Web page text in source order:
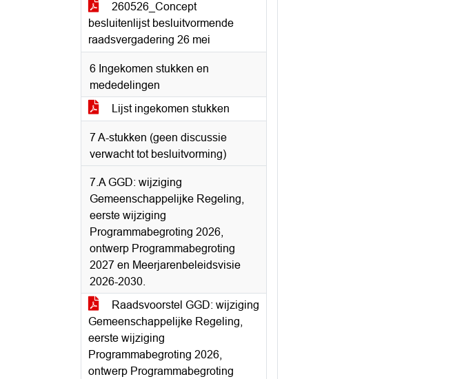
260526_Concept
besluitenlijst besluitvormende
raadsvergadering 26 mei
6 Ingekomen stukken en
mededelingen
Lijst ingekomen stukken
7 A-stukken (geen discussie
verwacht tot besluitvorming)
7.A GGD: wijziging
Gemeenschappelijke Regeling,
eerste wijziging
Programmabegroting 2026,
ontwerp Programmabegroting
2027 en Meerjarenbeleidsvisie
2026-2030.
Raadsvoorstel GGD: wijziging
Gemeenschappelijke Regeling,
eerste wijziging
Programmabegroting 2026,
ontwerp Programmabegroting